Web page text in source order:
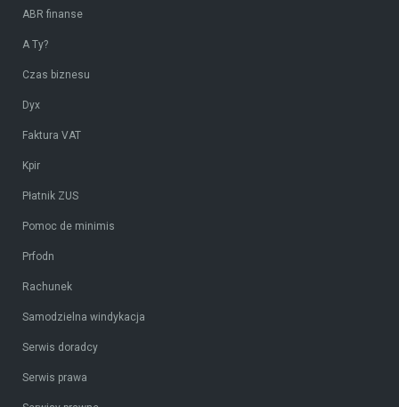
ABR finanse
A Ty?
Czas biznesu
Dyx
Faktura VAT
Kpir
Płatnik ZUS
Pomoc de minimis
Prfodn
Rachunek
Samodzielna windykacja
Serwis doradcy
Serwis prawa